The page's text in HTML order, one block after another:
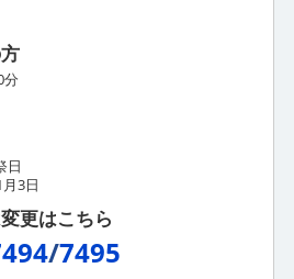
分
日
3日
更はこちら
/7495